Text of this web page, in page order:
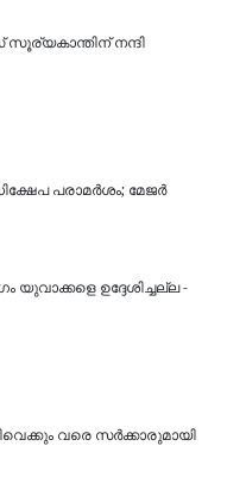
സൂര്യകാന്തിന് നന്ദി
പരാമർശം; മേജർ
യുവാക്കളെ ഉദ്ദേശിച്ചല്ല -
വരെ സർക്കാരുമായി